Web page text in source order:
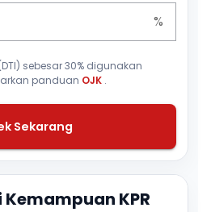
%
sebesar 30% digunakan
panduan OJK .
Sekarang
KPR